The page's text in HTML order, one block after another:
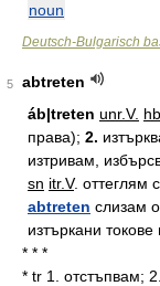
noun
Deutsch-Bulgarisch
5
abtreten
áb|treten unr.V. hb
права); 2.
изтривам,
sn itr.V. оттеглям
abtreten слизам
изтъркани токове
* * *
* tr 1. отстъпвам;